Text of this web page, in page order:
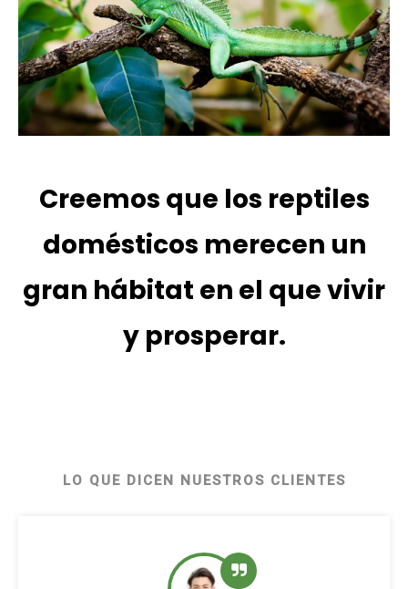
Creemos que los reptiles
domésticos merecen un
gran hábitat en el que vivir
y prosperar.
LO QUE DICEN NUESTROS CLIENTES